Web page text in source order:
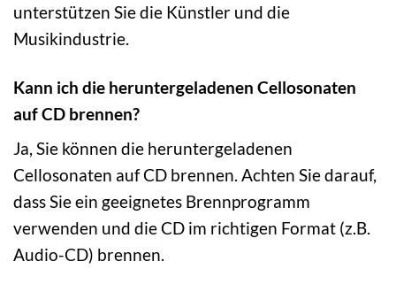
unterstützen Sie die Künstler und die
Musikindustrie.
Kann ich die heruntergeladenen Cellosonaten
auf CD brennen?
Ja, Sie können die heruntergeladenen
Cellosonaten auf CD brennen. Achten Sie darauf,
dass Sie ein geeignetes Brennprogramm
verwenden und die CD im richtigen Format (z.B.
Audio-CD) brennen.